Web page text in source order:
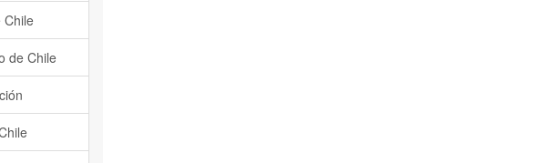
Chile
de Chile